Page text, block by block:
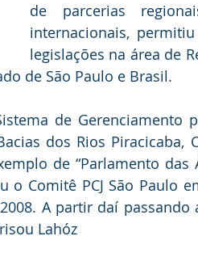
de parcerias
internacionais,
legislações na área de
de São Paulo e Brasil.
de Gerenciamento
dos Rios Piracicaba,
de “Parlamento das
Comitê PCJ São Paulo
A partir daí
Lahóz